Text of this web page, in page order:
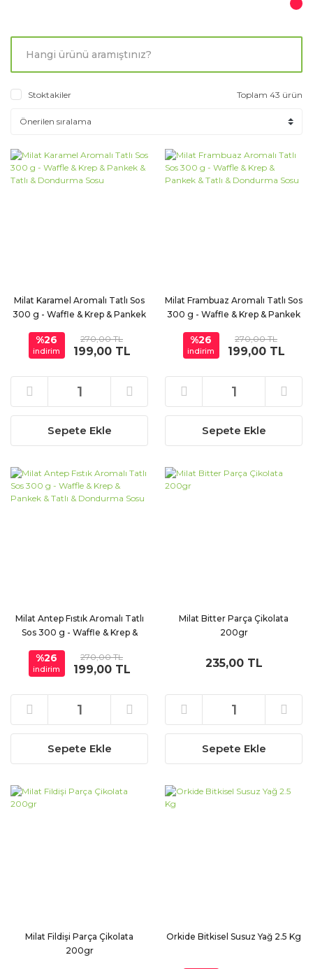
Stoktakiler Toplam 43 ürün
Milat Karamel Aromalı Tatlı Sos
300 g - Waffle & Krep & Pankek
%26
indirim
270,00 TL
199,00 TL
Sepete Ekle
Milat Frambuaz Aromalı Tatlı Sos
300 g - Waffle & Krep & Pankek
%26
indirim
270,00 TL
199,00 TL
Sepete Ekle
Milat Antep Fıstık Aromalı Tatlı
Sos 300 g - Waffle & Krep &
Sosu
%26
indirim
270,00 TL
199,00 TL
Sepete Ekle
Milat Bitter Parça Çikolata
200gr
235,00 TL
Sepete Ekle
Milat Fildişi Parça Çikolata
200gr
Orkide Bitkisel Susuz Yağ 2.5 Kg